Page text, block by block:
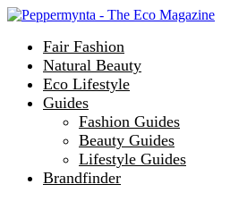
Fair Fashion
Natural Beauty
Eco Lifestyle
Guides
Fashion Guides
Beauty Guides
Lifestyle Guides
Brandfinder